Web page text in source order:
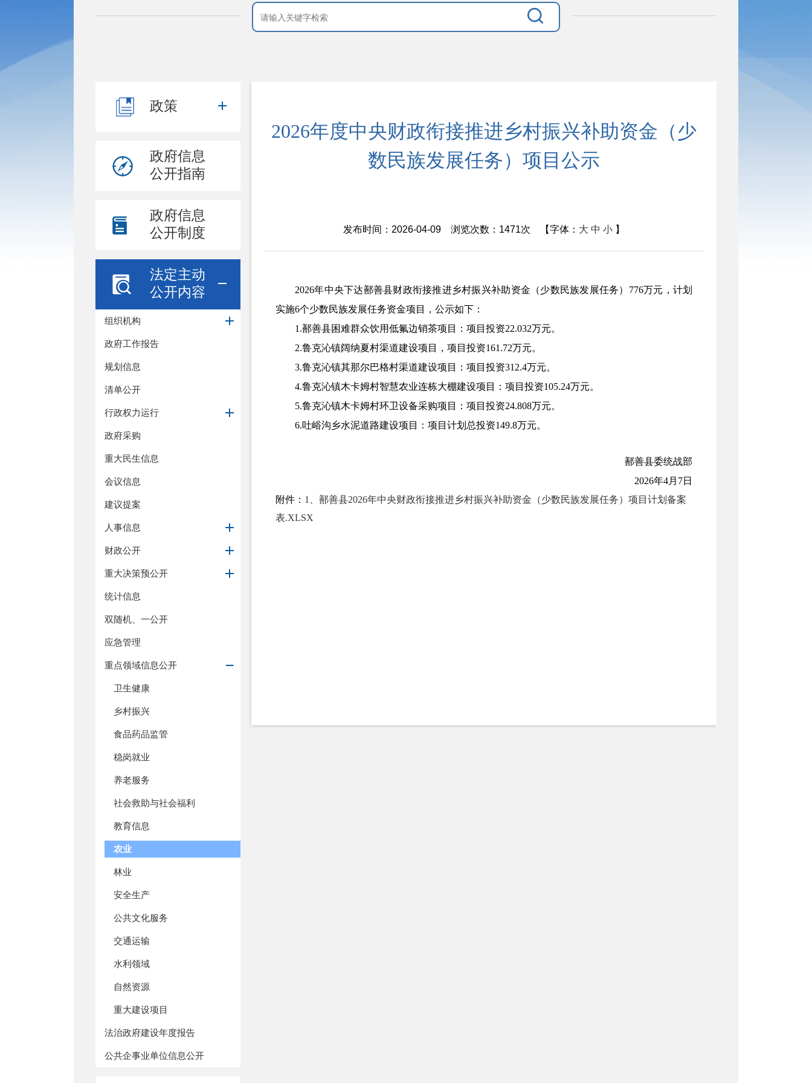
政策
政府信息
公开指南
政府信息
公开制度
法定主动
公开内容
组织机构
政府工作报告
规划信息
清单公开
行政权力运行
政府采购
重大民生信息
会议信息
建议提案
人事信息
财政公开
重大决策预公开
统计信息
双随机、一公开
应急管理
重点领域信息公开
卫生健康
乡村振兴
食品药品监管
稳岗就业
养老服务
社会救助与社会福利
教育信息
农业
林业
安全生产
公共文化服务
交通运输
水利领域
自然资源
重大建设项目
法治政府建设年度报告
公共企事业单位信息公开
2026年度中央财政衔接推进乡村振兴补助资金（少
数民族发展任务）项目公示
发布时间：2026-04-09 浏览次数： 1471次 【字体： 大 中 小 】
2026年中央下达鄯善县财政衔接推进乡村振兴补助资金 （少数民族发展任务） 776万元 ， 计划
实施6个少数民族发展任务资金项目， 公示如下：
1.鄯善县困难群众饮用低氟边销茶项目：项目投资22.032万元。
2.鲁克沁镇阔纳夏村渠道建设项目，项目投资161.72万元。
3.鲁克沁镇其那尔巴格村渠道建设项目：项目投资312.4万元。
4.鲁克沁镇木卡姆村智慧农业连栋大棚建设项目：项目投资105.24万元。
5.鲁克沁镇木卡姆村环卫设备采购项目：项目投资24.808万元。
6.吐峪沟乡水泥道路建设项目：项目计划总投资149.8万元。
鄯善县委统战部
2026年4月7日
附件： 1、鄯善县2026年中央财政衔接推进乡村振兴补助资金（少数民族发展任务）项目计划备案
表.XLSX